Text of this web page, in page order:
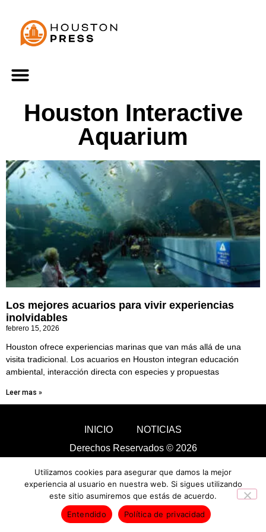
Houston Interactive
Aquarium
Los mejores acuarios para vivir experiencias
inolvidables
febrero 15, 2026
Houston ofrece experiencias marinas que van más allá de una
visita tradicional. Los acuarios en Houston integran educación
ambiental, interacción directa con especies y propuestas
Leer mas »
INICIO
NOTICIAS
Derechos Reservados © 2026
Utilizamos cookies para asegurar que damos la mejor
experiencia al usuario en nuestra web. Si sigues utilizando
este sitio asumiremos que estás de acuerdo.
Entendido
Política de privacidad